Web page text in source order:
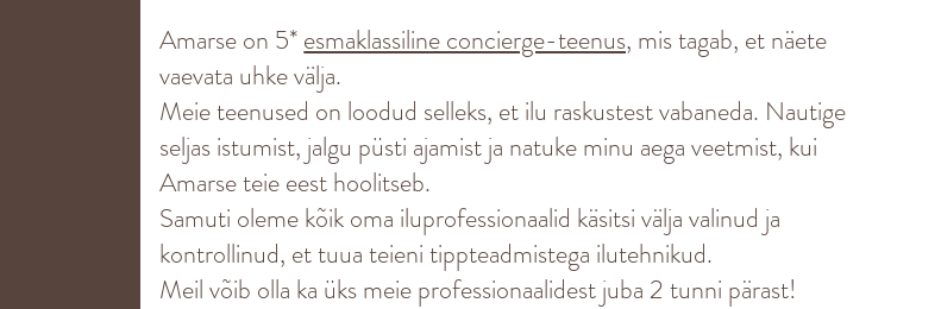
Amarse on 5*esmaklassiline concierge-teenus, mis tagab, et näete
vaevata uhke välja.
Meie teenused on loodud selleks, et ilu raskustest vabaneda. Nautige
seljas istumist, jalgu püsti ajamist ja natuke minu aega veetmist, kui
Amarse teie eest hoolitseb.
Samuti oleme kõik oma iluprofessionaalid käsitsi välja valinud ja
kontrollinud, et tuua teieni tippteadmistega ilutehnikud.
Meil võib olla ka üks meie professionaalidest juba 2 tunni pärast!